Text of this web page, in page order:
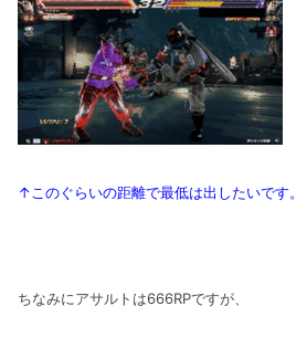
↑このぐらいの距離で最低は出したいです。
ちなみにアサルトは666RPですが、